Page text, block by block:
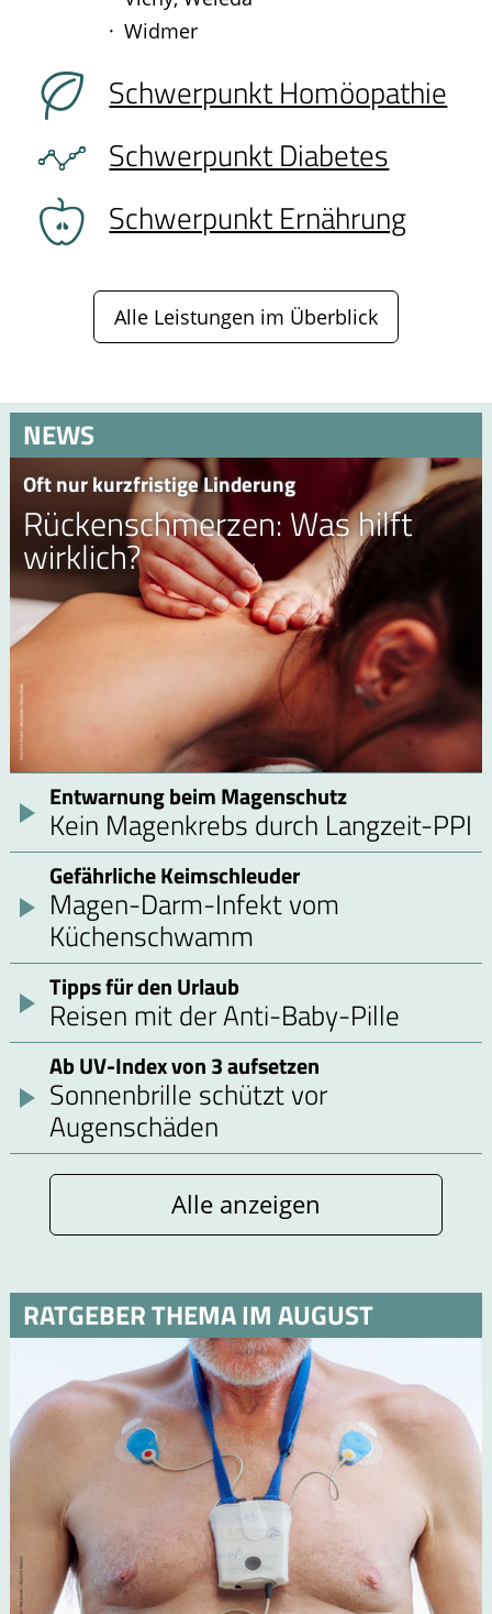
Widmer
Schwerpunkt Homöopathie
Schwerpunkt Diabetes
Schwerpunkt Ernährung
Alle Leistungen im Überblick
NEWS
Oft nur kurzfristige Linderung
Rückenschmerzen: Was hilft
wirklich?
Entwarnung beim Magenschutz
Kein Magenkrebs durch Langzeit-PPI
Gefährliche Keimschleuder
Magen-Darm-Infekt vom
Küchenschwamm
Tipps für den Urlaub
Reisen mit der Anti-Baby-Pille
Ab UV-Index von 3 aufsetzen
Sonnenbrille schützt vor
Augenschäden
Alle anzeigen
RATGEBER THEMA IM AUGUST